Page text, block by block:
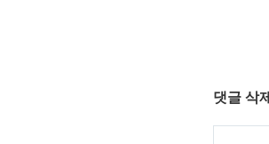
댓글 삭제